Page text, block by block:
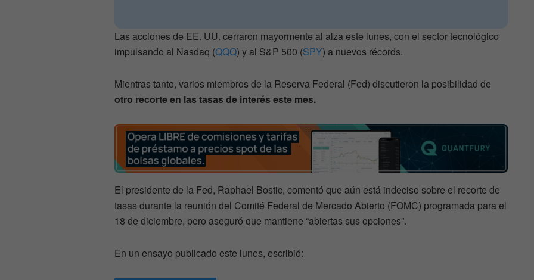
Las acciones de EE. UU. cerraron mayormente al alza este lunes, con el sector tecnológico
impulsando al Nasdaq (QQQ) y al S&P 500 (SPY) a nuevos récords.
Mientras tanto, varios miembros de la Reserva Federal (Fed) discutieron la posibilidad de
otro recorte en las tasas de interés este mes.
El presidente de la Fed, Raphael Bostic, comentó que aún está indeciso sobre el recorte de
tasas durante la reunión del Comité Federal de Mercado Abierto (FOMC) programada para el
18 de diciembre, pero aseguró que mantiene “abiertas sus opciones”.
En un ensayo publicado este lunes, escribió: